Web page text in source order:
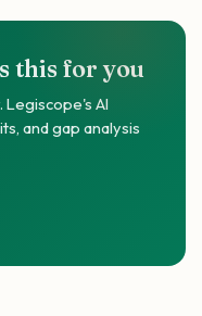
this for you
Legiscope's AI
and gap analysis